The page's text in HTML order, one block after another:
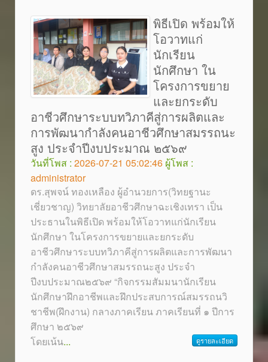
พิธีเปิด พร้อมให้
โอวาทแก่
นักเรียน
นักศึกษา ใน
โครงการขยาย
และยกระดับ
อาชีวศึกษาระบบทวิภาคีสู่การผลิตและ
การพัฒนากำลังคนอาชีวศึกษาสมรรถนะ
สูง ประจำปีงบประมาณ ๒๕๖๙
วันที่โพส : 2026-07-21 05:02:46 ผู้โพส :
administrator
ดร.สุพจน์ ทองเหลือง ผู้อำนวยการ(วิทยฐานะ
เชี่ยวชาญ) วิทยาลัยอาชีวศึกษาฉะเชิงเทรา เป็น
ประธานในพิธีเปิด พร้อมให้โอวาทแก่นักเรียน
นักศึกษา ในโครงการขยายและยกระดับ
อาชีวศึกษาระบบทวิภาคีสู่การผลิตและการพัฒนา
กำลังคนอาชีวศึกษาสมรรถนะสูง ประจำ
ปีงบประมาณ๒๕๖๙ “กิจกรรมสัมมนานักเรียน
นักศึกษาฝึกอาชีพและฝึกประสบการณ์สมรรถนวิ
ชาชีพ(ฝึกงาน) กลางภาคเรียน ภาคเรียนที่ ๑ ปีการ
ศึกษา ๒๕๖๙
โดยเน้น... ดูรายละเอียด